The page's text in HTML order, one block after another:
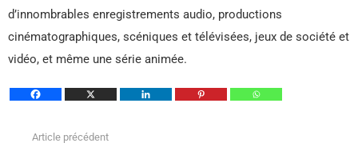
d’innombrables enregistrements audio, productions
cinématographiques, scéniques et télévisées, jeux de société et
vidéo, et même une série animée.
Article précédent